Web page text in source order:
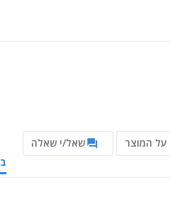
על המוצר
שאל/י שאלה